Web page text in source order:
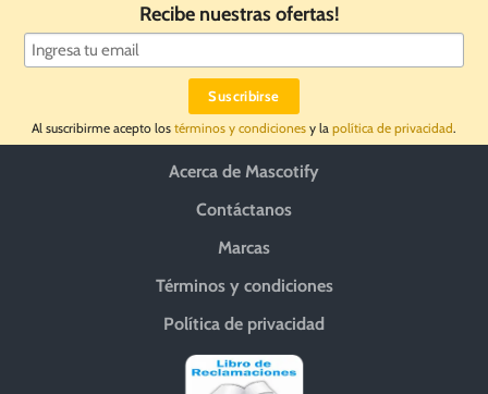
Recibe nuestras ofertas!
Al suscribirme acepto los términos y condiciones y la política de privacidad.
Acerca de Mascotify
Contáctanos
Marcas
Términos y condiciones
Política de privacidad